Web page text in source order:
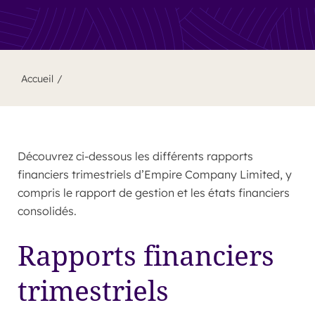
Accueil
Découvrez ci-dessous les différents rapports
financiers trimestriels d’Empire Company Limited, y
compris le rapport de gestion et les états financiers
consolidés.
Rapports financiers
trimestriels